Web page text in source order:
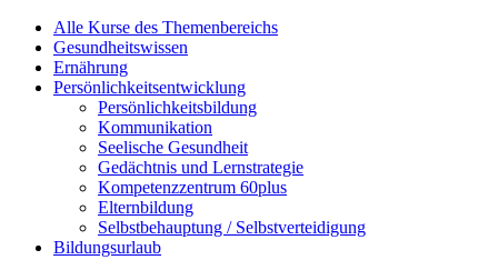
Alle Kurse des Themenbereichs
Gesundheitswissen
Ernährung
Persönlichkeitsentwicklung
Persönlichkeitsbildung
Kommunikation
Seelische Gesundheit
Gedächtnis und Lernstrategie
Kompetenzzentrum 60plus
Elternbildung
Selbstbehauptung / Selbstverteidigung
Bildungsurlaub